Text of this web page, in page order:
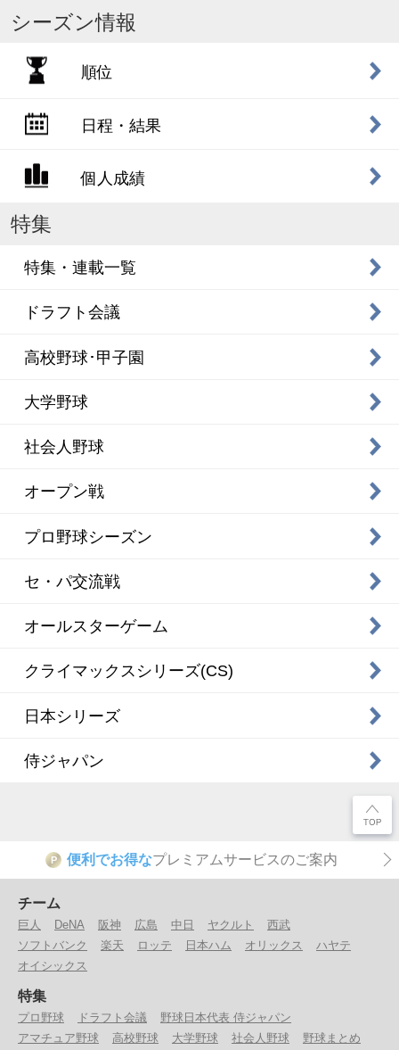
シーズン情報
順位
日程・結果
個人成績
特集
特集・連載一覧
ドラフト会議
高校野球･甲子園
大学野球
社会人野球
オープン戦
プロ野球シーズン
セ・パ交流戦
オールスターゲーム
クライマックスシリーズ(CS)
日本シリーズ
侍ジャパン
P 便利でお得なプレミアムサービスのご案内
チーム
巨人 DeNA 阪神 広島 中日 ヤクルト
西武
ソフトバンク
楽天 ロッテ 日本ハム オリックス
ハヤテ
オイシックス
特集
プロ野球 ドラフト会議
野球日本代表 侍ジャパン
アマチュア野球
高校野球 大学野球 社会人野球 野球まとめ